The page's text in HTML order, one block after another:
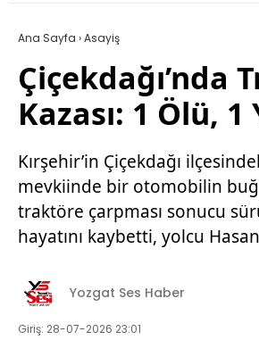
Ana Sayfa ›Asayiş
Çiçekdağı’nda
Kazası: 1 Ölü, 1
Kırşehir’in Çiçekdağı
mevkiinde bir otomobilin
traktöre çarpması sonucu
hayatını kaybetti, yolcu
Yozgat Ses Haber
Giriş: 28-07-2026 23:01